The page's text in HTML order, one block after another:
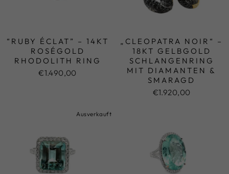
“RUBY ÉCLAT” – 14KT
ROSÉGOLD
RHODOLITH RING
€1.490,00
„CLEOPATRA NOIR“ –
18KT GELBGOLD
SCHLANGENRING
MIT DIAMANTEN &
SMARAGD
€1.920,00
Ausverkauft